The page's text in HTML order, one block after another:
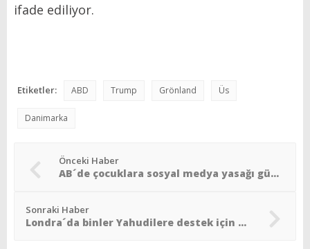
ifade ediliyor.
Etiketler: ABD Trump Grönland Üs
Danimarka
Önceki Haber
AB´de çocuklara sosyal medya yasağı gündemde
Sonraki Haber
Londra´da binler Yahudilere destek için bir araya geldi